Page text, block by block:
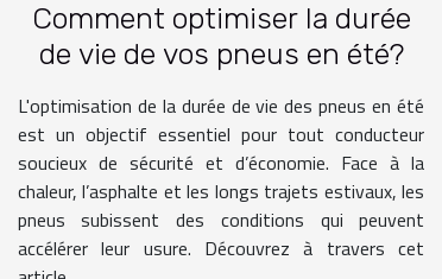
Comment optimiser la durée
de vie de vos pneus en été?
L'optimisation de la durée de vie des pneus en été
est un objectif essentiel pour tout conducteur
soucieux de sécurité et d’économie. Face à la
chaleur, l’asphalte et les longs trajets estivaux, les
pneus subissent des conditions qui peuvent
accélérer leur usure. Découvrez à travers cet